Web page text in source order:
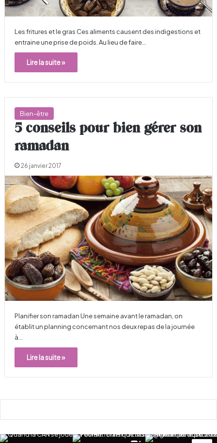
Les fritures et le gras Ces aliments causent des indigestions et
entraine une prise de poids. Au lieu de faire…
Lire la suite »
Bien-être
5 conseils pour bien gérer son
ramadan
26 janvier 2017
Planifier son ramadan Une semaine avant le ramadan, on
établit un planning concernant nos deux repas de la journée
à…
Lire la suite »